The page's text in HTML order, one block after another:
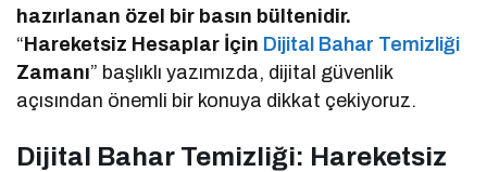
hazırlanan özel bir basın bültenidir.
“Hareketsiz Hesaplar İçin Dijital Bahar Temizliği
Zamanı” başlıklı yazımızda, dijital güvenlik
açısından önemli bir konuya dikkat çekiyoruz.
Dijital Bahar Temizliği: Hareketsiz